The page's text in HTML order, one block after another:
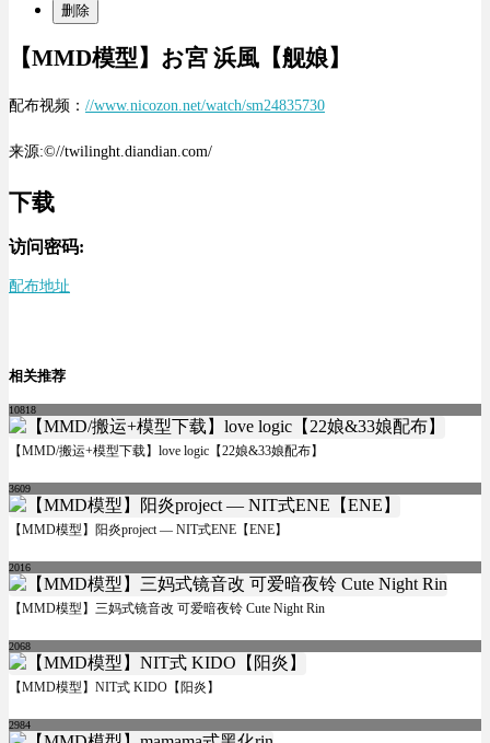
删除
【MMD模型】お宮 浜風【舰娘】
配布视频： //www.nicozon.net/watch/sm24835730
来源:©//twilinght.diandian.com/
下载
访问密码:
配布地址
相关推荐
10818
【MMD/搬运+模型下载】love logic【22娘&33娘配布】
3609
【MMD模型】阳炎project — NIT式ENE【ENE】
2016
【MMD模型】三妈式镜音改 可爱暗夜铃 Cute Night Rin
2068
【MMD模型】NIT式 KIDO【阳炎】
2984